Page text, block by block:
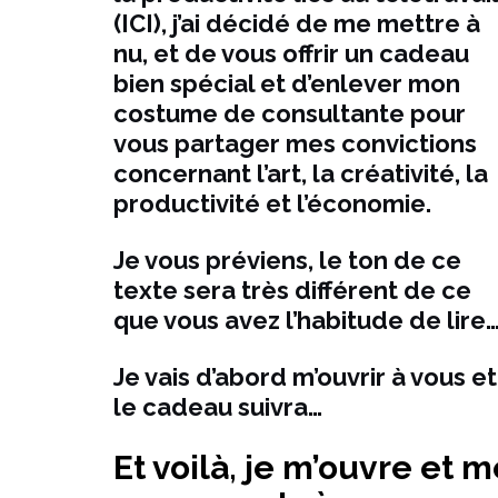
(ICI), j’ai décidé de me mettre à
nu, et de vous offrir un cadeau
bien spécial et d’enlever mon
costume de consultante pour
vous partager mes convictions
concernant l’art, la créativité, la
productivité et l’économie.
Je vous préviens, le ton de ce
texte sera très différent de ce
que vous avez l’habitude de
Je vais d’abord m’ouvrir à vous et
le cadeau suivra…
Et voilà, je m’ouvre et